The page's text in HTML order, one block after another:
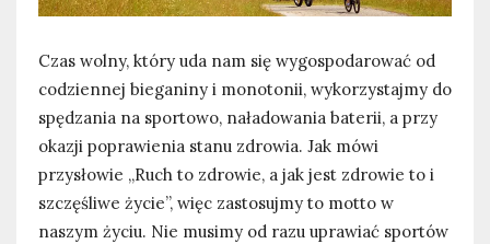
Czas wolny, który uda nam się wygospodarować od
codziennej bieganiny i monotonii, wykorzystajmy do
spędzania na sportowo, naładowania baterii, a przy
okazji poprawienia stanu zdrowia. Jak mówi
przysłowie „Ruch to zdrowie, a jak jest zdrowie to i
szczęśliwe życie”, więc zastosujmy to motto w
naszym życiu. Nie musimy od razu uprawiać sportów